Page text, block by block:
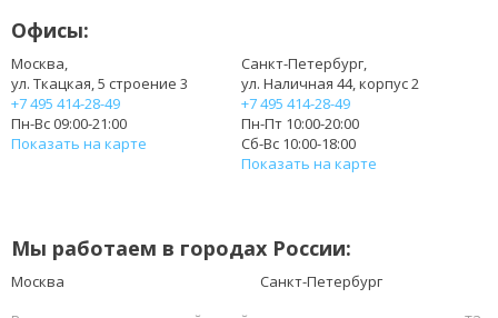
Офисы:
Москва,
ул. Ткацкая, 5 строение 3
+7 495 414-28-49
Пн-Вс 09:00-21:00
Показать на карте
Санкт-Петербург,
ул. Наличная 44, корпус 2
+7 495 414-28-49
Пн-Пт 10:00-20:00
Сб-Вс 10:00-18:00
Показать на карте
Мы работаем в городах России:
Москва Санкт-Петербург